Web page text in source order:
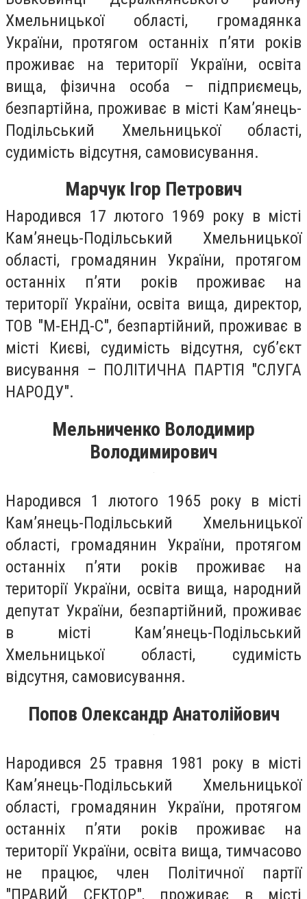
Хмельницької області, громадянка
України, протягом останніх п’яти років
проживає на території України, освіта
вища, фізична особа – підприємець,
безпартійнa, проживає в місті Кам’янець-
Подільський Хмельницької області,
судимість відсутня, самовисування.
Марчук Ігор Петрович
Народився 17 лютого 1969 року в місті
Кам’янець-Подільський Хмельницької
області, громадянин України, протягом
останніх п’яти років проживає на
території України, освіта вища, директор,
ТОВ "М-ЕНД-С", безпартійний, проживає в
місті Києві, судимість відсутня, суб’єкт
висування – ПОЛІТИЧНА ПАРТІЯ "СЛУГА
НАРОДУ".
Мельниченко Володимир
Володимирович
Народився 1 лютого 1965 року в місті
Кам’янець-Подільський Хмельницької
області, громадянин України, протягом
останніх п’яти років проживає на
території України, освіта вища, народний
депутат України, безпартійний, проживає
в місті Кам’янець-Подільський
Хмельницької області, судимість
відсутня, самовисування.
Попов Олександр Анатолійович
Народився 25 травня 1981 року в місті
Кам’янець-Подільський Хмельницької
області, громадянин України, протягом
останніх п’яти років проживає на
території України, освіта вища, тимчасово
не працює, член Політичної партії
"ПРАВИЙ СЕКТОР", проживає в місті